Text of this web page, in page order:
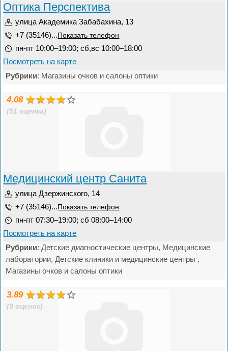
Оптика Перспектива
улица Академика Забабахина, 13
+7 (35146)... Показать телефон
пн-пт 10:00–19:00; сб,вс 10:00–18:00
Посмотреть на карте
Рубрики: Магазины очков и салоны оптики
4.08
(51 оценка)
Медицинский центр Санита
улица Дзержинского, 14
+7 (35146)... Показать телефон
пн-пт 07:30–19:00; сб 08:00–14:00
Посмотреть на карте
Рубрики: Детские диагностические центры, Медицинские
лаборатории, Детские клиники и медицинские центры ,
Магазины очков и салоны оптики
3.89
(9 оценок)